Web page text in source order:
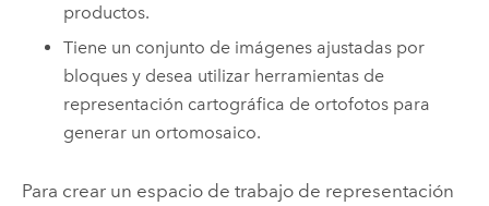
productos.
Tiene un conjunto de imágenes ajustadas por
bloques y desea utilizar herramientas de
representación cartográfica de ortofotos para
generar un ortomosaico.
Para crear un espacio de trabajo de representación